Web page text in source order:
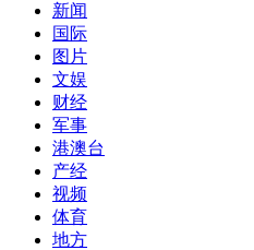
新闻
国际
图片
文娱
财经
军事
港澳台
产经
视频
体育
地方